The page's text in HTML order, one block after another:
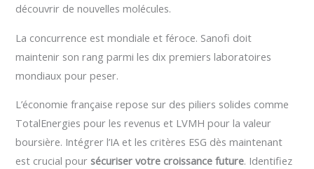
découvrir de nouvelles molécules.
La concurrence est mondiale et féroce. Sanofi doit
maintenir son rang parmi les dix premiers laboratoires
mondiaux pour peser.
L’économie française repose sur des piliers solides comme
TotalEnergies pour les revenus et LVMH pour la valeur
boursière. Intégrer l’IA et les critères ESG dès maintenant
est crucial poursécuriser votre croissance future. Identifiez